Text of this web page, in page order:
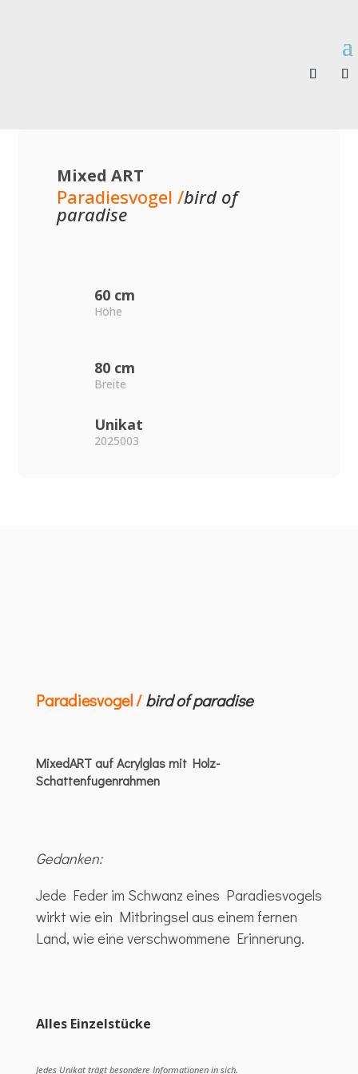
Mixed ART
Paradiesvogel /bird of
paradise
60 cm
Höhe
80 cm
Breite
Unikat
2025003
Paradiesvogel / bird of paradise
MixedART auf Acrylglas mit Holz-
Schattenfugenrahmen
Gedanken:
Jede Feder im Schwanz eines Paradiesvogels
wirkt wie ein Mitbringsel aus einem fernen
Land, wie eine verschwommene Erinnerung.
Alles Einzelstücke
Jedes Unikat trägt besondere Informationen in sich.